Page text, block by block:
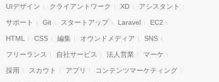
UIデザイン クライアントワーク XD アシスタント
サポート Git スタートアップ Laravel EC2
HTML CSS 編集 オウンドメディア SNS
フリーランス 自社サービス 法人営業 マーケ
採用 スカウト アプリ コンテンツマーケティング